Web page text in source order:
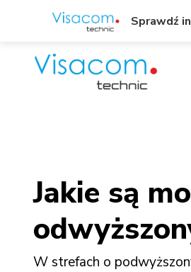
ul. Wł. Trylińskiego 8/L1,
Jakie są
W strefach o
Sprawdź